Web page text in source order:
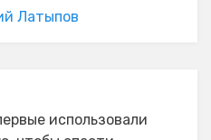
Латыпов
использовали